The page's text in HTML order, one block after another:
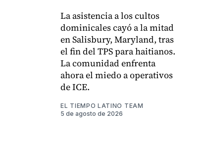
La asistencia a los cultos
dominicales cayó a la mitad
en Salisbury, Maryland, tras
el fin del TPS para haitianos.
La comunidad enfrenta
ahora el miedo a operativos
de ICE.
EL TIEMPO LATINO TEAM
5 de agosto de 2026